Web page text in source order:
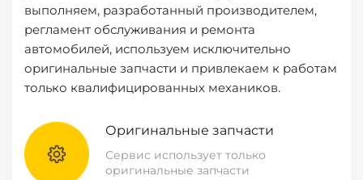
выполняем, разработанный производителем,
регламент обслуживания и ремонта
автомобилей, используем исключительно
оригинальные запчасти и привлекаем к работам
только квалифицированных механиков.
Оригинальные запчасти
Сервис использует только
оригинальные запчасти